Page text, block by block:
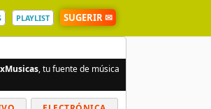
PLAYLIST SUGERIR ✉
, tu fuente de música